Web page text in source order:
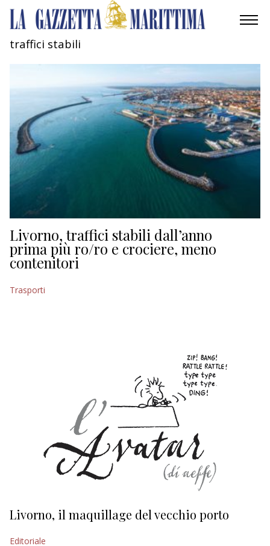
INDUSTRIA
RICERCA
ECONOMIA
TURISMO
CULTURA
NAUTICA
EDITORIALI
traffici stabili
Livorno, traffici stabili dall’anno
prima più ro/ro e crociere, meno
contenitori
Trasporti
Livorno, il maquillage del vecchio porto
Editoriale